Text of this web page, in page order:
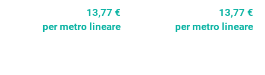
13,77 €
per metro lineare
13,77 €
per metro lineare